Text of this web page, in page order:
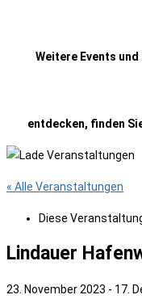
Weitere Events
entdecken, finden
« Alle Veranstaltungen
Diese
Lindauer
23. November 2023 - 17.